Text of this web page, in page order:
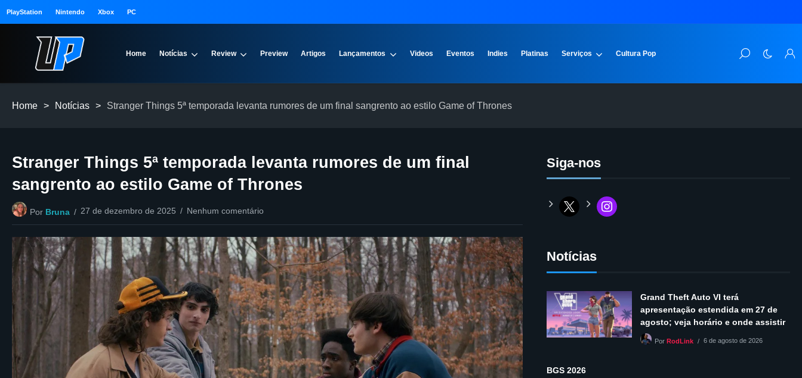
PlayStation Nintendo Xbox PC
Home Notícias Review Preview Artigos Lançamentos Videos Eventos Indies Platinas Serviços Cultura Pop
Home > Notícias > Stranger Things 5ª temporada levanta rumores de um final sangrento ao estilo Game of Thrones
Stranger Things 5ª temporada levanta rumores de um final
sangrento ao estilo Game of Thrones
Por Bruna 27 de dezembro de 2025 Nenhum comentário
Siga-nos
Notícias
Grand Theft Auto VI terá
apresentação estendida em 27 de
agosto; veja horário e onde assistir
PorRodLink 6 de agosto de 2026
BGS 2026